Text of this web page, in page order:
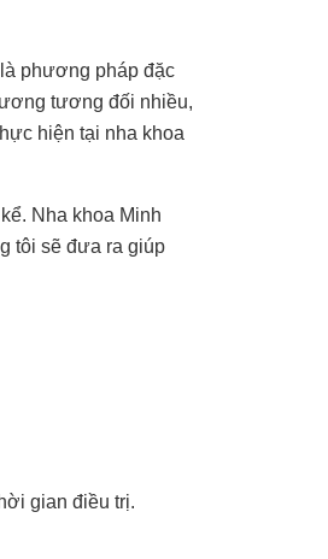
phương pháp đặc
tương đối nhiều,
hiện tại nha khoa
Nha khoa Minh
tôi sẽ đưa ra giúp
gian điều trị.